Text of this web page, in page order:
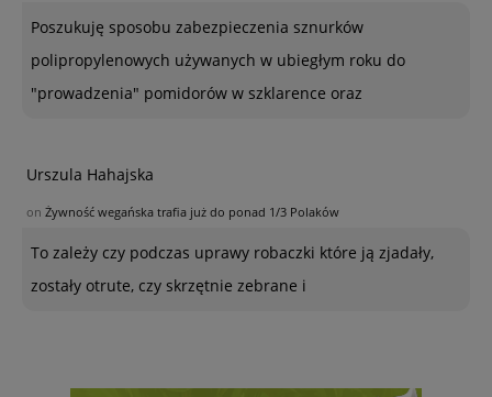
Poszukuję sposobu zabezpieczenia sznurków
polipropylenowych używanych w ubiegłym roku do
"prowadzenia" pomidorów w szklarence oraz
Urszula Hahajska
on Żywność wegańska trafia już do ponad 1/3 Polaków
To zależy czy podczas uprawy robaczki które ją zjadały,
zostały otrute, czy skrzętnie zebrane i